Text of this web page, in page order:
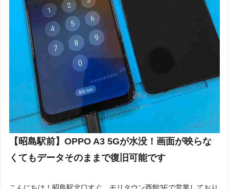
【昭島駅前】OPPO A3 5Gが水没！画面が映らな
くてもデータそのままで復旧可能です